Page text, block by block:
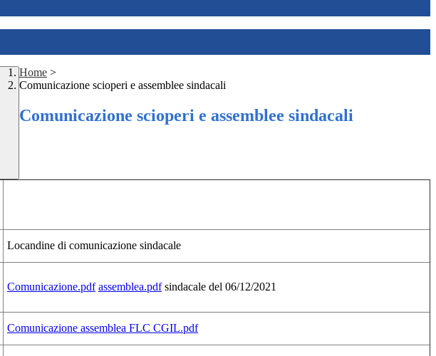
Home >
Comunicazione scioperi e assemblee sindacali
Comunicazione scioperi e assemblee sindacali
Locandine di comunicazione sindacale
Comunicazione.pdf assemblea.pdf sindacale del 06/12/2021
Comunicazione assemblea FLC CGIL.pdf